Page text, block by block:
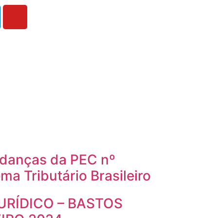
da PEC nº
Tributário Brasileiro
– BASTOS